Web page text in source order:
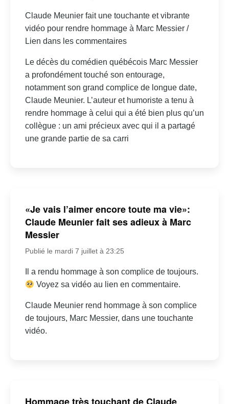
Claude Meunier fait une touchante et vibrante
vidéo pour rendre hommage à Marc Messier /
Lien dans les commentaires
Le décès du comédien québécois Marc Messier
a profondément touché son entourage,
notamment son grand complice de longue date,
Claude Meunier. L’auteur et humoriste a tenu à
rendre hommage à celui qui a été bien plus qu’un
collègue : un ami précieux avec qui il a partagé
une grande partie de sa carri
«Je vais l’aimer encore toute ma vie»:
Claude Meunier fait ses adieux à Marc
Messier
Publié le mardi 7 juillet à 23:25
Il a rendu hommage à son complice de toujours.
Voyez sa vidéo au lien en commentaire.
Claude Meunier rend hommage à son complice
de toujours, Marc Messier, dans une touchante
vidéo.
Hommage très touchant de Claude